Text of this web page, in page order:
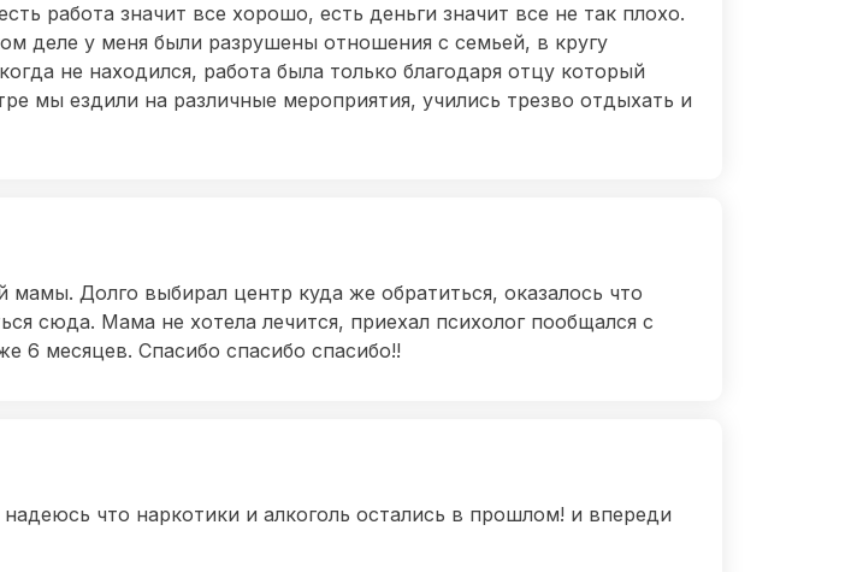
работа значит все хорошо, есть деньги значит все не так плохо.
деле у меня были разрушены отношения с семьей, в кругу
не находился, работа была только благодаря отцу который
мы ездили на различные мероприятия, учились трезво отдыхать и
Долго выбирал центр куда же обратиться, оказалось что
сюда. Мама не хотела лечится, приехал психолог пообщался с
6 месяцев. Спасибо спасибо спасибо!!
что наркотики и алкоголь остались в прошлом! и впереди